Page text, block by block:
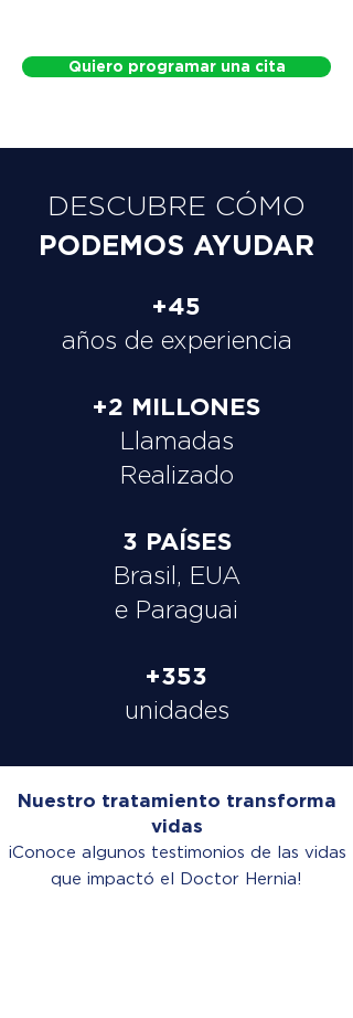
Quiero programar una cita
DESCUBRE CÓMO
PODEMOS AYUDAR
+45
años de experiencia
+2 MILLONES
Llamadas
Realizado
3 PAÍSES
Brasil, EUA
e Paraguai
+353
unidades
Nuestro tratamiento transforma
vidas
¡Conoce algunos testimonios de las vidas
que impactó el Doctor Hernia!